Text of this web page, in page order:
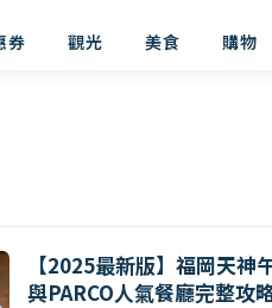
券 觀光 美食 購物
【2025最新版】福岡天
與PARCO人氣餐廳完整攻